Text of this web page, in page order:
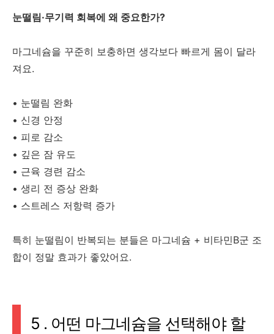
눈떨림·무기력 회복에 왜 중요한가?
마그네슘을 꾸준히 보충하면 생각보다 빠르게 몸이 달라
져요.
• 눈떨림 완화
• 신경 안정
• 피로 감소
• 깊은 잠 유도
• 근육 경련 감소
• 생리 전 증상 완화
• 스트레스 저항력 증가
특히 눈떨림이 반복되는 분들은 마그네슘 + 비타민B군 조
합이 정말 효과가 좋았어요.
5 . 어떤 마그네슘을 선택해야 할